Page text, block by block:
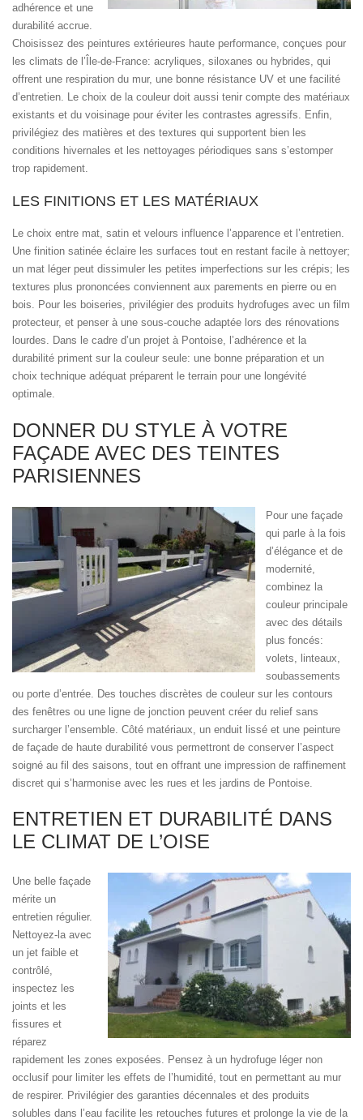
adhérence et une
durabilité accrue.
Choisissez des peintures extérieures haute performance, conçues pour
les climats de l’Île-de-France: acryliques, siloxanes ou hybrides, qui
offrent une respiration du mur, une bonne résistance UV et une facilité
d’entretien. Le choix de la couleur doit aussi tenir compte des matériaux
existants et du voisinage pour éviter les contrastes agressifs. Enfin,
privilégiez des matières et des textures qui supportent bien les
conditions hivernales et les nettoyages périodiques sans s’estomper
trop rapidement.
LES FINITIONS ET LES MATÉRIAUX
Le choix entre mat, satin et velours influence l’apparence et l’entretien.
Une finition satinée éclaire les surfaces tout en restant facile à nettoyer;
un mat léger peut dissimuler les petites imperfections sur les crépis; les
textures plus prononcées conviennent aux parements en pierre ou en
bois. Pour les boiseries, privilégier des produits hydrofuges avec un film
protecteur, et penser à une sous-couche adaptée lors des rénovations
lourdes. Dans le cadre d’un projet à Pontoise, l’adhérence et la
durabilité priment sur la couleur seule: une bonne préparation et un
choix technique adéquat préparent le terrain pour une longévité
optimale.
DONNER DU STYLE À VOTRE
FAÇADE AVEC DES TEINTES
PARISIENNES
Pour une façade
qui parle à la fois
d’élégance et de
modernité,
combinez la
couleur principale
avec des détails
plus foncés:
volets, linteaux,
soubassements
ou porte d’entrée. Des touches discrètes de couleur sur les contours
des fenêtres ou une ligne de jonction peuvent créer du relief sans
surcharger l’ensemble. Côté matériaux, un enduit lissé et une peinture
de façade de haute durabilité vous permettront de conserver l’aspect
soigné au fil des saisons, tout en offrant une impression de raffinement
discret qui s’harmonise avec les rues et les jardins de Pontoise.
ENTRETIEN ET DURABILITÉ DANS
LE CLIMAT DE L’OISE
Une belle façade
mérite un
entretien régulier.
Nettoyez-la avec
un jet faible et
contrôlé,
inspectez les
joints et les
fissures et
réparez
rapidement les zones exposées. Pensez à un hydrofuge léger non
occlusif pour limiter les effets de l’humidité, tout en permettant au mur
de respirer. Privilégier des garanties décennales et des produits
solubles dans l’eau facilite les retouches futures et prolonge la vie de la